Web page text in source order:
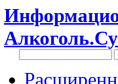
Алкоголь.Су